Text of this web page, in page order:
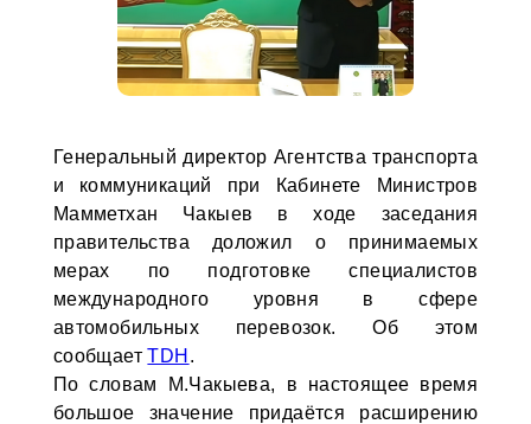
Генеральный директор Агентства транспорта
и коммуникаций при Кабинете Министров
Мамметхан Чакыев в ходе заседания
правительства доложил о принимаемых
мерах по подготовке специалистов
международного уровня в сфере
автомобильных перевозок. Об этом
сообщаетTDH .
По словам М.Чакыева, в настоящее время
большое значение придаётся расширению